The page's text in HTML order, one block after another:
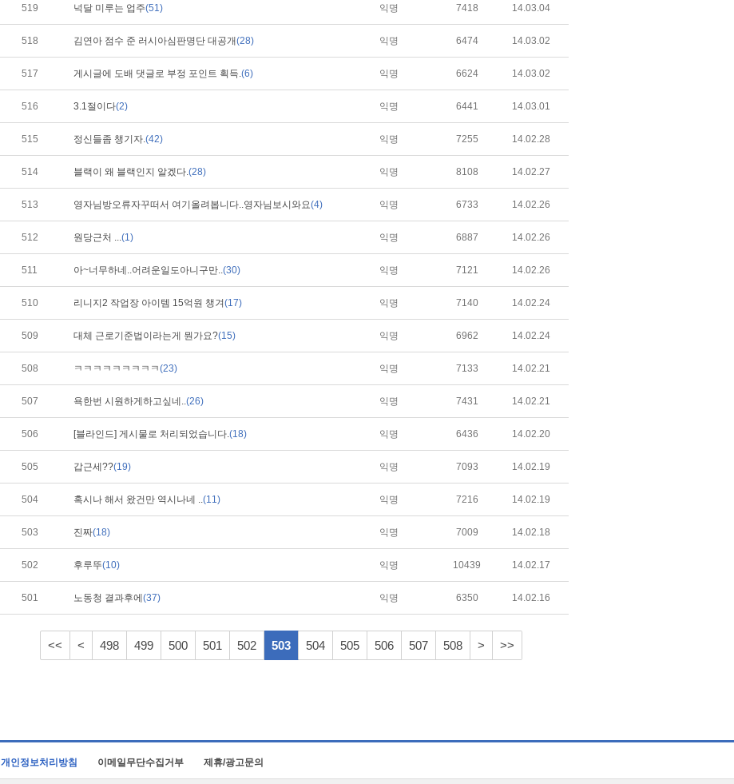
519 넉달 미루는 업주(51) 익명 7418 14.03.04
518 김연아 점수 준 러시아심판명단 대공개(28) 익명 6474 14.03.02
517 게시글에 도배 댓글로 부정 포인트 획득.(6) 익명 6624 14.03.02
516 3.1절이다(2) 익명 6441 14.03.01
515 정신들좀 챙기자.(42) 익명 7255 14.02.28
514 블랙이 왜 블랙인지 알겠다.(28) 익명 8108 14.02.27
513 영자님방오류자꾸떠서 여기올려봅니다..영자님보시와요(4) 익명 6733 14.02.26
512 원당근처 ...(1) 익명 6887 14.02.26
511 아~너무하네..어려운일도아니구만..(30) 익명 7121 14.02.26
510 리니지2 작업장 아이템 15억원 챙겨(17) 익명 7140 14.02.24
509 대체 근로기준법이라는게 뭔가요?(15) 익명 6962 14.02.24
508 ㅋㅋㅋㅋㅋㅋㅋㅋㅋ(23) 익명 7133 14.02.21
507 욕한번 시원하게하고싶네..(26) 익명 7431 14.02.21
506 [블라인드] 게시물로 처리되었습니다.(18) 익명 6436 14.02.20
505 갑근세??(19) 익명 7093 14.02.19
504 혹시나 해서 왔건만 역시나네 ..(11) 익명 7216 14.02.19
503 진짜(18) 익명 7009 14.02.18
502 후루뚜(10) 익명 10439 14.02.17
501 노동청 결과후에 (37) 익명 6350 14.02.16
<< < 498 499 500 501 502 503 504 505 506 507 508 > >>
개인정보처리방침 이메일무단수집거부 제휴/광고문의